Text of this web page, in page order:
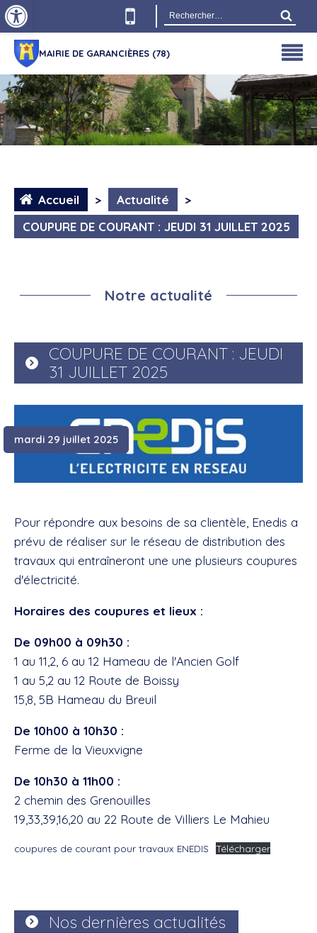
Rechercher :
MAIRIE DE GARANCIÈRES (78)
Accueil > Actualité
>
COUPURE DE COURANT : JEUDI 31 JUILLET 2025
Notre actualité
COUPURE DE COURANT : JEUDI
31 JUILLET 2025
mardi 29 juillet 2025
Pour répondre aux besoins de sa clientèle, Enedis a
prévu de réaliser sur le réseau de distribution des
travaux qui entraîneront une une plusieurs coupures
d'électricité.
Horaires des coupures et lieux :
De 09h00 à 09h30 :
1 au 11,2, 6 au 12 Hameau de l'Ancien Golf
1 au 5,2 au 12 Route de Boissy
15,8, 5B Hameau du Breuil
De 10h00 à 10h30 :
Ferme de la Vieuxvigne
De 10h30 à 11h00 :
2 chemin des Grenouilles
19,33,39,16,20 au 22 Route de Villiers Le Mahieu
coupures de courant pour travaux ENEDIS Télécharger
Nos dernières actualités